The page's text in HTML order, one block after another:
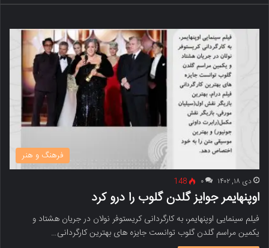
فرهنگ و هنر
دی ۱۸, ۱۴۰۲ ۰ 148
اوپنهایمر جوایز گلدن گلوب را درو کرد
فیلم سینمایی اوپنهایمر، به کارگردانی کریستوفر نولان در جریان هشتاد و
یکمین مراسم گلدن گلوب توانست جایزه های بهترین کارگردانی…